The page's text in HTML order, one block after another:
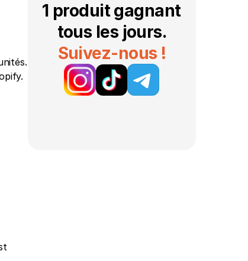
1 produit gagnant
tous les jours.
Suivez-nous !